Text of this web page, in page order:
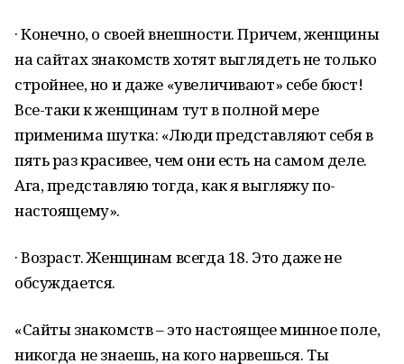
· Конечно, о своей внешности. Причем, женщины
на сайтах знакомств хотят выглядеть не только
стройнее, но и даже «увеличивают» себе бюст!
Все-таки к женщинам тут в полной мере
применима шутка: «Люди представляют себя в
пять раз красивее, чем они есть на самом деле.
Ага, представляю тогда, как я выгляжу по-
настоящему».
· Возраст. Женщинам всегда 18. Это даже не
обсуждается.
«Сайты знакомств – это настоящее минное поле,
никогда не знаешь, на кого нарвешься. Ты